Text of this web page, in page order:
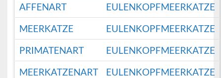
AFFENART
EULENKOPFMEERKATZE
MEERKATZE
EULENKOPFMEERKATZE
PRIMATENART
EULENKOPFMEERKATZE
MEERKATZENART
EULENKOPFMEERKATZE